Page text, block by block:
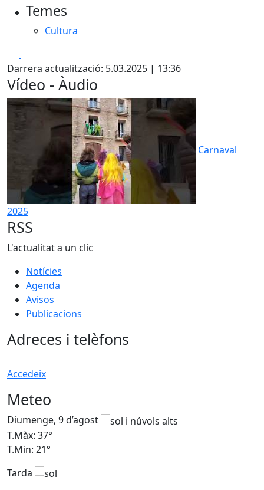
Temes
Cultura
Darrera actualització: 5.03.2025 | 13:36
Vídeo - Àudio
Carnaval
2025
RSS
L'actualitat a un clic
Notícies
Agenda
Avisos
Publicacions
Adreces i telèfons
Accedeix
Meteo
Diumenge, 9 d’agost
T.Màx: 37°
T.Min: 21°
Tarda